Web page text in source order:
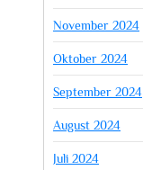
November 2024
Oktober 2024
September 2024
August 2024
Juli 2024